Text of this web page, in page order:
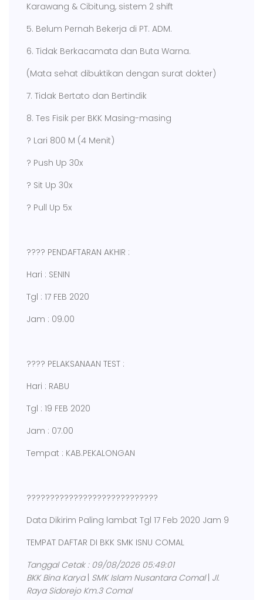
Karawang & Cibitung, sistem 2 shift
5. Belum Pernah Bekerja di PT. ADM.
6. Tidak Berkacamata dan Buta Warna.
(Mata sehat dibuktikan dengan surat dokter)
7. Tidak Bertato dan Bertindik
8. Tes Fisik per BKK Masing-masing
? Lari 800 M (4 Menit)
? Push Up 30x
? Sit Up 30x
? Pull Up 5x
???? PENDAFTARAN AKHIR :
Hari : SENIN
Tgl : 17 FEB 2020
Jam : 09.00
???? PELAKSANAAN TEST :
Hari : RABU
Tgl : 19 FEB 2020
Jam : 07.00
Tempat : KAB.PEKALONGAN
????????????????????????????
Data Dikirim Paling lambat Tgl 17 Feb 2020 Jam 9
TEMPAT DAFTAR DI BKK SMK ISNU COMAL
Tanggal Cetak : 09/08/2026 05:49:01
BKK Bina Karya SMK Islam Nusantara Comal| Jl.
Raya Sidorejo Km.3 Comal